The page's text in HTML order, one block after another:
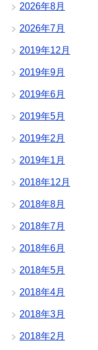
2026年8月
2026年7月
2019年12月
2019年9月
2019年6月
2019年5月
2019年2月
2019年1月
2018年12月
2018年8月
2018年7月
2018年6月
2018年5月
2018年4月
2018年3月
2018年2月